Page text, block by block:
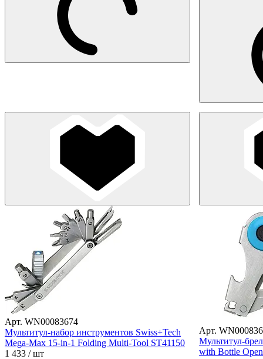
Арт. WN00083674
Мультитул-набор инструментов Swiss+Tech
Mega-Max 15-in-1 Folding Multi-Tool ST41150
1 433 / шт
Арт.
Мультитул-
with Bottle